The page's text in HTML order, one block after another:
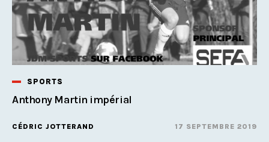
SPORTS
Anthony Martin impérial
CÉDRIC JOTTERAND 17 SEPTEMBRE 2019